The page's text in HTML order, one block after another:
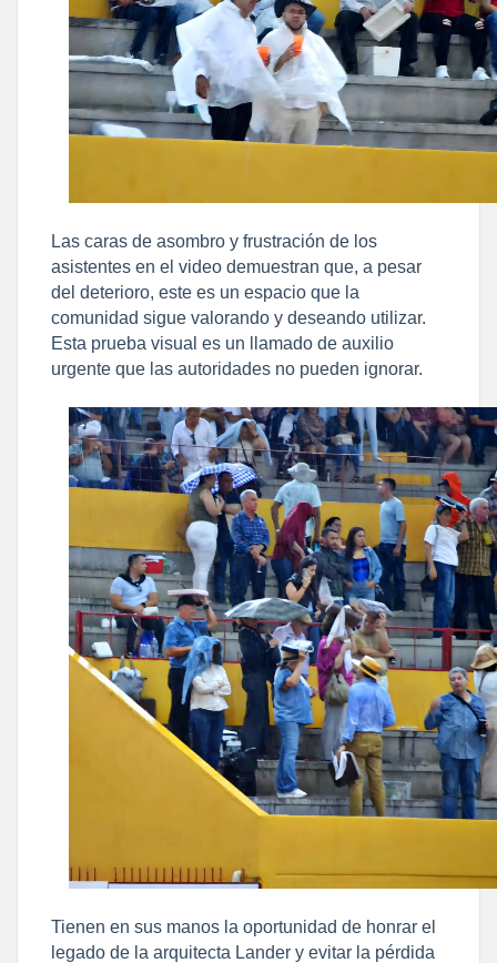
Las caras de asombro y frustración de los
asistentes en el video demuestran que, a pesar
del deterioro, este es un espacio que la
comunidad sigue valorando y deseando utilizar.
Esta prueba visual es un llamado de auxilio
urgente que las autoridades no pueden ignorar.
Tienen en sus manos la oportunidad de honrar el
legado de la arquitecta Lander y evitar la pérdida